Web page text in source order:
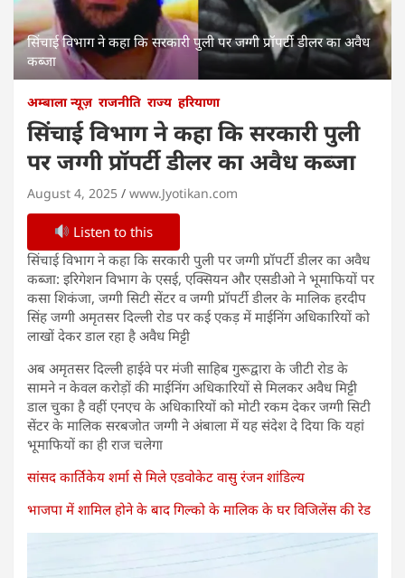
सिंचाई विभाग ने कहा कि सरकारी पुली पर जग्गी प्रॉपर्टी डीलर का अवैध
कब्जा
अम्बाला न्यूज़ राजनीति राज्य हरियाणा
सिंचाई विभाग ने कहा कि सरकारी पुली
पर जग्गी प्रॉपर्टी डीलर का अवैध कब्जा
August 4, 2025 www.Jyotikan.com
Listen to this
सिंचाई विभाग ने कहा कि सरकारी पुली पर जग्गी प्रॉपर्टी डीलर का अवैध
कब्जा: इरिगेशन विभाग के एसई, एक्सियन और एसडीओ ने भूमाफियों पर
कसा शिकंजा, जग्गी सिटी सेंटर व जग्गी प्रॉपर्टी डीलर के मालिक हरदीप
सिंह जग्गी अमृतसर दिल्ली रोड पर कई एकड़ में माईनिंग अधिकारियों को
लाखों देकर डाल रहा है अवैध मिट्टी
अब अमृतसर दिल्ली हाईवे पर मंजी साहिब गुरूद्वारा के जीटी रोड के
सामने न केवल करोड़ों की माईनिंग अधिकारियों से मिलकर अवैध मिट्टी
डाल चुका है वहीं एनएच के अधिकारियों को मोटी रकम देकर जग्गी सिटी
सेंटर के मालिक सरबजोत जग्गी ने अंबाला में यह संदेश दे दिया कि यहां
भूमाफियों का ही राज चलेगा
सांसद कार्तिकेय शर्मा से मिले एडवोकेट वासु रंजन शांडिल्य
भाजपा में शामिल होने के बाद गिल्को के मालिक के घर विजिलेंस की रेड